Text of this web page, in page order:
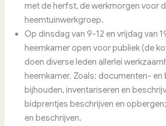
met de herfst, de werkmorgen voor
heemtuinwerkgroep.
Op dinsdag van 9-12 en vrijdag van
heemkamer open voor publiek (de
doen diverse leden allerlei
heemkamer. Zoals: documenten-
bijhouden, inventariseren en
bidprentjes beschrijven en
en beschrijven.